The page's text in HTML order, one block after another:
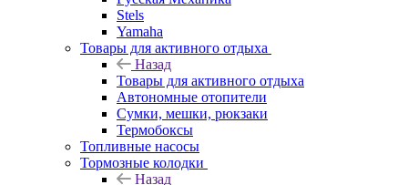
Stels
Yamaha
Товары для активного отдыха
Назад
Товары для активного отдыха
Автономные отопители
Сумки, мешки, рюкзаки
Термобоксы
Топливные насосы
Тормозные колодки
Назад